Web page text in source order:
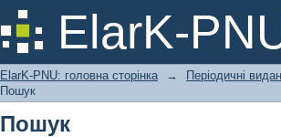
ElarK-
Пошук
ElarK-PNU: головна сторінка → Періодичні
Пошук
Пошук